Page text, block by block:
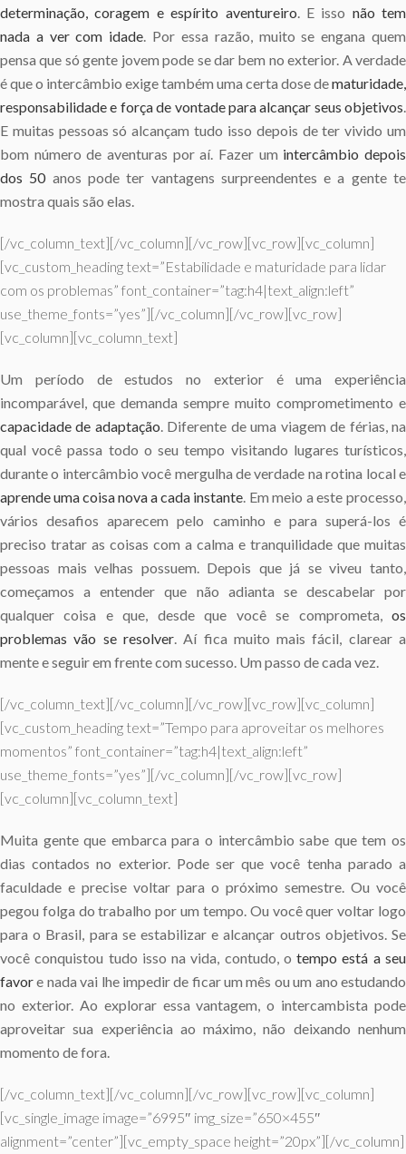
determinação, coragem e espírito aventureiro . E isso não tem
nada a ver com idade . Por essa razão, muito se engana quem
pensa que só gente jovem pode se dar bem no exterior. A verdade
é que o intercâmbio exige também uma certa dose dematuridade,
responsabilidade e força de vontade para alcançar seus objetivos
E muitas pessoas só alcançam tudo isso depois de ter vivido um
bom número de aventuras por aí. Fazer um intercâmbio depois
dos 50anos pode ter vantagens surpreendentes e a gente te
mostra quais são elas.
[/vc_column_text][/vc_column][/vc_row][vc_row][vc_column]
[vc_custom_heading text=”Estabilidade e maturidade para lidar
com os problemas” font_container=”tag:h4|text_align:left”
use_theme_fonts=”yes”][/vc_column][/vc_row][vc_row]
[vc_column][vc_column_text]
Um período de estudos no exterior é uma experiência
incomparável, que demanda sempre muito comprometimento e
capacidade de adaptação . Diferente de uma viagem de férias, na
qual você passa todo o seu tempo visitando lugares turísticos,
durante o intercâmbio você mergulha de verdade na rotina local e
aprende uma coisa nova a cada instante . Em meio a este processo,
vários desafios aparecem pelo caminho e para superá-los é
preciso tratar as coisas com a calma e tranquilidade que muitas
pessoas mais velhas possuem. Depois que já se viveu tanto,
começamos a entender que não adianta se descabelar por
qualquer coisa e que, desde que você se comprometa, os
problemas vão se resolver. Aí fica muito mais fácil, clarear a
mente e seguir em frente com sucesso. Um passo de cada vez.
[/vc_column_text][/vc_column][/vc_row][vc_row][vc_column]
[vc_custom_heading text=”Tempo para aproveitar os melhores
momentos” font_container=”tag:h4|text_align:left”
use_theme_fonts=”yes”][/vc_column][/vc_row][vc_row]
[vc_column][vc_column_text]
Muita gente que embarca para o intercâmbio sabe que tem os
dias contados no exterior. Pode ser que você tenha parado a
faculdade e precise voltar para o próximo semestre. Ou você
pegou folga do trabalho por um tempo. Ou você quer voltar logo
para o Brasil, para se estabilizar e alcançar outros objetivos. Se
você conquistou tudo isso na vida, contudo, otempo está a seu
favore nada vai lhe impedir de ficar um mês ou um ano estudando
no exterior. Ao explorar essa vantagem, o intercambista pode
aproveitar sua experiência ao máximo, não deixando nenhum
momento de fora.
[/vc_column_text][/vc_column][/vc_row][vc_row][vc_column]
[vc_single_image image=”6995″ img_size=”650×455″
alignment=”center”][vc_empty_space height=”20px”][/vc_column]